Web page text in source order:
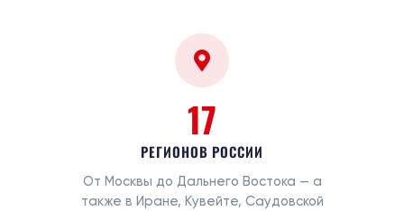
17
РЕГИОНОВ РОССИИ
От Москвы до Дальнего Востока — а
также в Иране, Кувейте, Саудовской